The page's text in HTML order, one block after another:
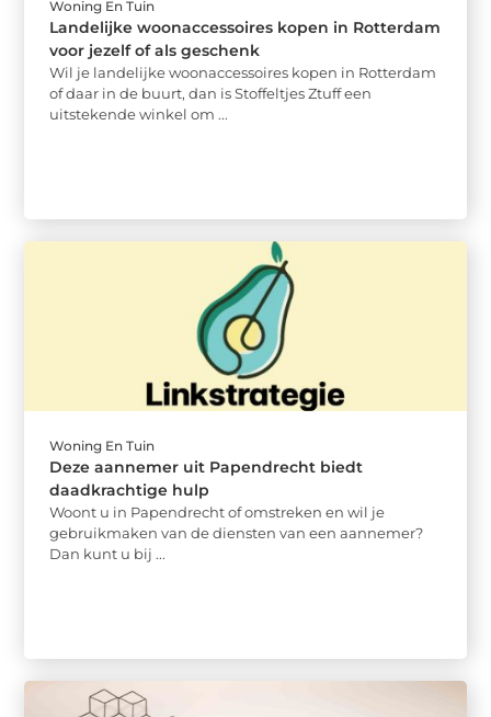
Woning En Tuin
Landelijke woonaccessoires kopen in Rotterdam
voor jezelf of als geschenk
Wil je landelijke woonaccessoires kopen in Rotterdam
of daar in de buurt, dan is Stoffeltjes Ztuff een
uitstekende winkel om ...
Woning En Tuin
Deze aannemer uit Papendrecht biedt
daadkrachtige hulp
Woont u in Papendrecht of omstreken en wil je
gebruikmaken van de diensten van een aannemer?
Dan kunt u bij ...